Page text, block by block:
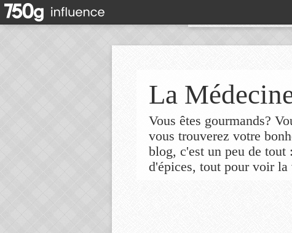
La
Vous êtes gourmands?
vous trouverez votre
blog, c'est un peu de tout
d'épices, tout pour voir